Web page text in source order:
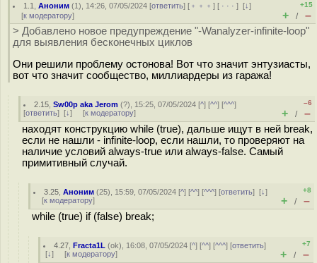
1.1 ,Аноним (1), 14:26, 07/05/2024 [ответить] [ ﹢﹢﹢] [ · · ·][↓]
[к модератору]
+15
+ / –
> Добавлено новое предупреждение "-Wanalyzer-infinite-loop"
для выявления бесконечных циклов
Они решили проблему остонова! Вот что значит энтузиасты,
вот что значит сообщество, миллиардеры из гаража!
2.15 ,Sw00p aka Jerom (?), 15:25, 07/05/2024 [^] [^^] [^^^]
[ответить] [↓] [к модератору]
–6
+ / –
находят конструкцию while (true), дальше ищут в ней break,
если не нашли - infinite-loop, если нашли, то проверяют на
наличие условий always-true или always-false. Самый
примитивный случай.
3.25 ,Аноним (25), 15:59, 07/05/2024 [^] [^^] [^^^] [ответить][↓]
[к модератору]
+8
+ / –
while (true) if (false) break;
4.27 ,Fracta1L (ok), 16:08, 07/05/2024 [^] [^^] [^^^] [ответить]
[↓] [к модератору]
+7
+ / –